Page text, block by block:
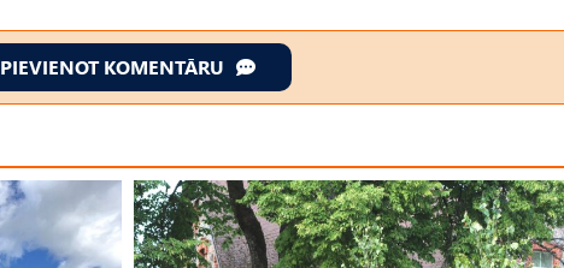
PIEVIENOT KOMENTĀRU